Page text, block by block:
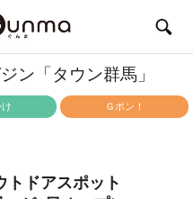
ン「タウン群馬」
Ｇポン！
トドアスポット